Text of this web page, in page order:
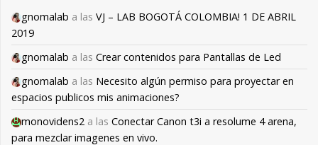
gnomalab a las VJ – LAB BOGOTÁ COLOMBIA! 1 DE ABRIL
2019
gnomalab a las Crear contenidos para Pantallas de Led
gnomalab a las Necesito algún permiso para proyectar en
espacios publicos mis animaciones?
monovidens2 a las Conectar Canon t3i a resolume 4 arena,
para mezclar imagenes en vivo.